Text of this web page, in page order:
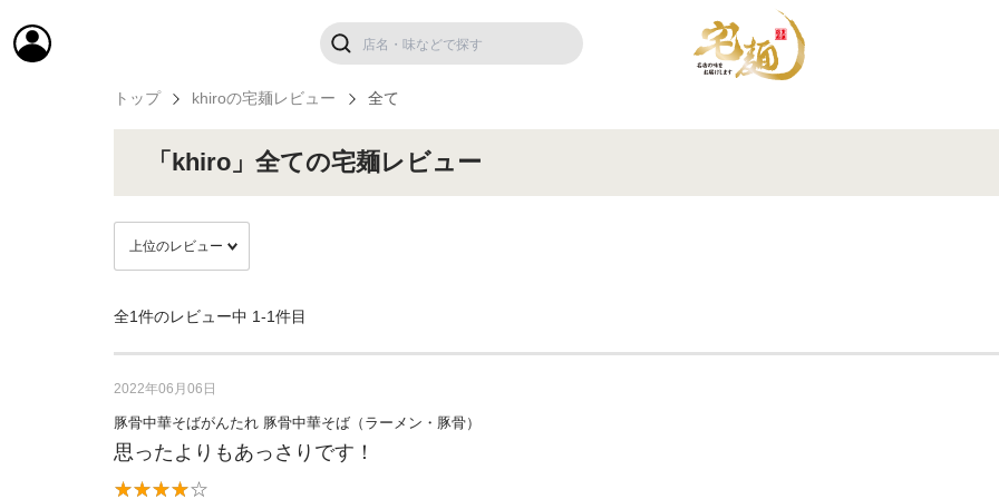
トップ khiroの宅麺レビュー 全て
「khiro」全ての宅麺レビュー
全1件のレビュー中 1-1件目
2022年06月06日
豚骨中華そばがんたれ 豚骨中華そば（ラーメン・豚骨）
思ったよりもあっさりです！